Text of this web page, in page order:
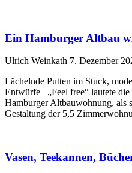
Ein Hamburger Altbau
Ulrich Weinkath 7. Dezember
Lächelnde Putten im Stuck,
Entwürfe „Feel free“ lautete die
Hamburger Altbauwohnung, als
Gestaltung der 5,5
Vasen, Teekannen,